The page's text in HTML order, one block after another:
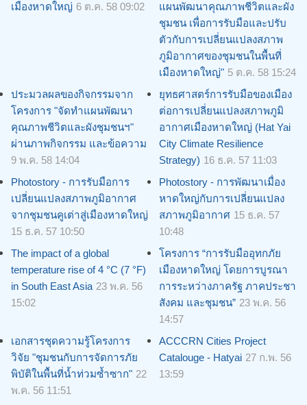
เมืองหาดใหญ่ 6 ต.ค. 58 09:02
แผนพัฒนาคุณภาพชีวิตและผัง
ชุมชน เพื่อการรับมือและปรับ
ตัวกับการเปลี่ยนแปลงสภาพ
ภูมิอากาศของชุมชนในพื้นที่
เมืองหาดใหญ่" 5 ต.ค. 58 15:24
ประมวลผลของกิจกรรมจาก
โครงการ "จัดทำแผนพัฒนา
คุณภาพชีวิตและผังชุมชนฯ"
ผ่านภาพกิจกรรม และข้อความ
9 พ.ค. 58 14:04
ยุทธศาสตร์การรับมือของเมือง
ต่อการเปลี่ยนแปลงสภาพภูมิ
อากาศเมืองหาดใหญ่ (Hat Yai
City Climate Resilience
Strategy) 16 ธ.ค. 57 11:03
Photostory - การรับมือการ
เปลี่ยนแปลงสภาพภูมิอากาศ
จากชุมชนคูเต่าสู่เมืองหาดใหญ่
15 ธ.ค. 57 10:50
Photostory - การพัฒนาเมื่อง
หาดใหญ่กับการเปลี่ยนแปลง
สภาพภูมิอากาศ 15 ธ.ค. 57
10:48
The impact of a global
temperature rise of 4 °C (7 °F)
in South East Asia 23 พ.ค. 56
15:02
โครงการ “การรับมืออุทกภัย
เมืองหาดใหญ่ โดยการบูรณา
การระหว่างภาครัฐ ภาคประชา
สังคม และชุมชน” 23 พ.ค. 56
14:57
เอกสารชุดความรู้โครงการ
วิจัย "ชุมชนกับการจัดการภัย
พิบัติในพื้นที่น้ำท่วมซ้ำซาก" 22
พ.ค. 56 11:51
ACCCRN Cities Project
Catalouge - Hatyai 27 ก.พ. 56
13:59